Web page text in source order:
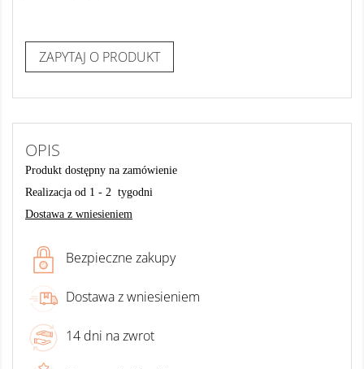
OPIS
Produkt dostępny na zamówienie
Realizacja od 1 - 2 tygodni
Dostawa z wniesieniem
Bezpieczne zakupy
Dostawa z wniesieniem
14 dni na zwrot
ZAPYTAJ O PRODUKT